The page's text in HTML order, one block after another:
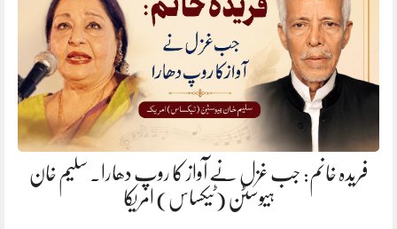
فریدہ خانم: جب غزل نے آواز کا روپ دھارا. سلیم خان
ہیوسٹن (ٹیکساس) امریکا